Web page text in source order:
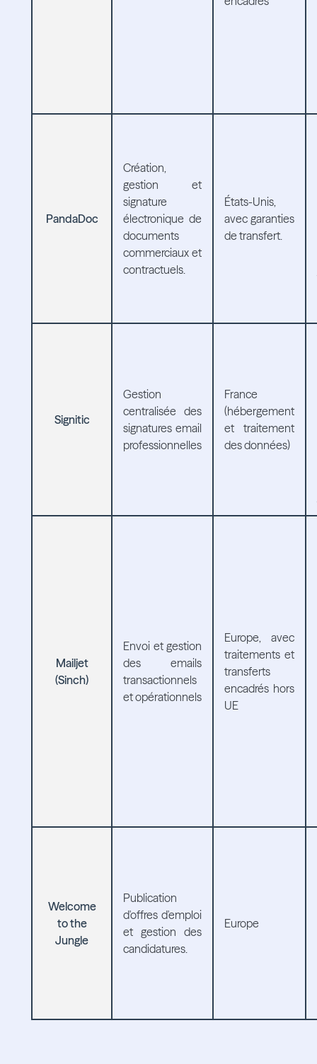
PandaDoc
Création,
gestion et
signature
électronique de
documents
commerciaux et
contractuels.
États-Unis,
avec garanties
de transfert.
Signitic
Gestion
centralisée des
signatures email
professionnelles
France
(hébergement
et traitement
des données)
Mailjet
(Sinch)
Envoi et gestion
des emails
transactionnels
et opérationnels
Europe, avec
traitements et
transferts
encadrés hors
UE
Welcome
to the
Jungle
Publication
d'offres d'emploi
et gestion des
candidatures.
Europe